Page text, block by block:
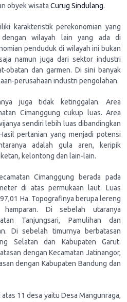
obyek wisata Curug Sindulang.
karakteristik perekonomian yang
dengan wilayah lain yang ada di
penduduk di wilayah ini bukan
namun juga dari sektor industri
obatan dan garmen. Di sini banyak
perusahaan industri pengolahan.
juga tidak ketinggalan. Area
Cimanggung cukup luas. Area
sendiri lebih luas dibandingkan
pertanian yang menjadi potensi
adalah gula aren, keripik
kelontong dan lain-lain.
Cimanggung berada pada
di atas permukaan laut. Luas
Ha. Topografinya berupa lereng
Di sebelah utaranya
Tanjungsari, Pamulihan dan
Di sebelah timurnya berbatasan
Selatan dan Kabupaten Garut.
dengan Kecamatan Jatinangor,
dengan Kabupaten Bandung dan
11 desa yaitu Desa Mangunraga,